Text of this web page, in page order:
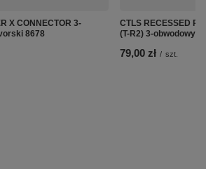
X CONNECTOR 3-
8678
CTLS RECESSED
(T-R2) 3-obwodowy
79,00 zł / szt.